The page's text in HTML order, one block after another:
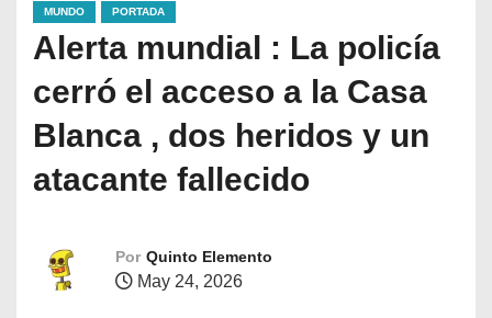
MUNDO PORTADA
Alerta mundial : La policía
cerró el acceso a la Casa
Blanca , dos heridos y un
atacante fallecido
Por Quinto Elemento
May 24, 2026